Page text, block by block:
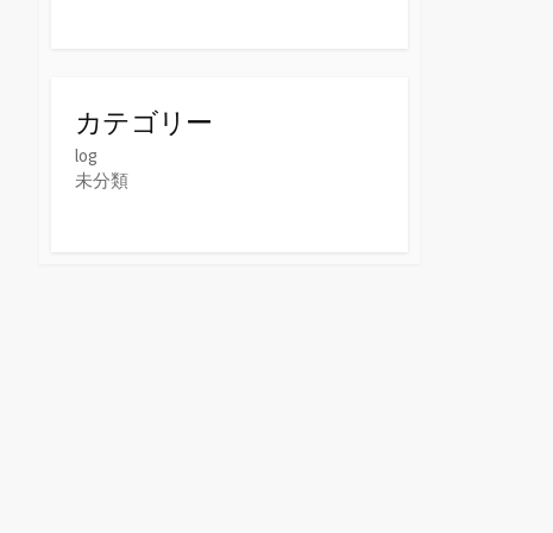
カテゴリー
log
未分類